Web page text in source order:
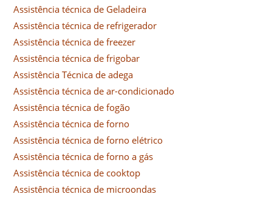
Assistência técnica de Geladeira
Assistência técnica de refrigerador
Assistência técnica de freezer
Assistência técnica de frigobar
Assistência Técnica de adega
Assistência técnica de ar-condicionado
Assistência técnica de fogão
Assistência técnica de forno
Assistência técnica de forno elétrico
Assistência técnica de forno a gás
Assistência técnica de cooktop
Assistência técnica de microondas